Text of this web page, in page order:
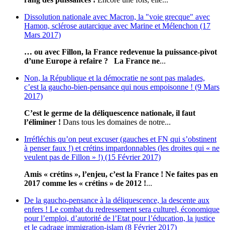
Dissolution nationale avec Macron, la "voie grecque" avec
Hamon, sclérose autarcique avec Marine et Mélenchon (17
Mars 2017)
… ou avec Fillon, la France redevenue la puissance-pivot
d’une Europe à refaire ?
La France ne...
Non, la République et la démocratie ne sont pas malades,
c’est la gaucho-bien-pensance qui nous empoisonne ! (9 Mars
2017)
C’est le germe de la déliquescence nationale, il faut
l’éliminer ! Dans tous les domaines de notre...
Irréfléchis qu’on peut excuser (gauches et FN qui s’obstinent
à penser faux !) et crétins impardonnables (les droites qui « ne
veulent pas de Fillon » !) (15 Février 2017)
Amis « crétins », l’enjeu, c’est la France ! Ne faites pas en
2017 comme les « crétins » de 2012 !...
De la gaucho-pensance à la déliquescence, la descente aux
enfers ! Le combat du redressement sera culturel, économique
pour l’emploi, d’autorité de l’Etat pour l’éducation, la justice
et le cadrage immigration-islam (8 Février 2017)